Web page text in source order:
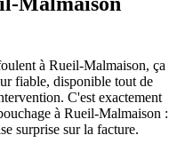
à Rueil-Malmaison, ça
fiable, disponible tout de
C'est exactement
à Rueil-Malmaison :
surprise sur la facture.